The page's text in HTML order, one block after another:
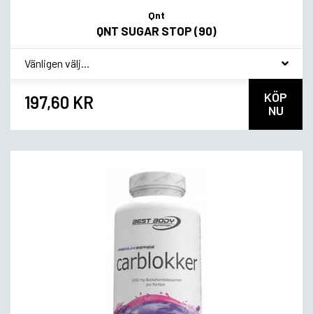
Qnt
QNT SUGAR STOP (90)
* Smagsvariant
197,60 KR
KÖP
NU